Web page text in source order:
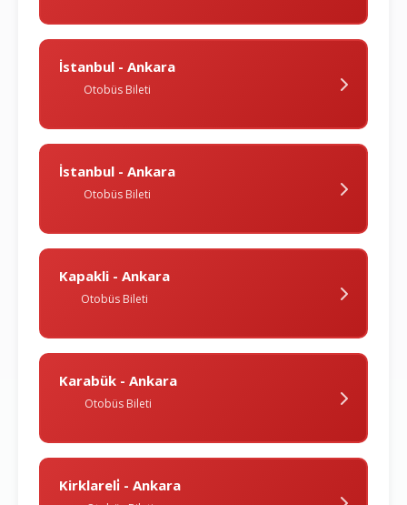
İstanbul - Ankara
Otobüs Bileti
İstanbul - Ankara
Otobüs Bileti
Kapakli - Ankara
Otobüs Bileti
Karabük - Ankara
Otobüs Bileti
Kirklareli̇ - Ankara